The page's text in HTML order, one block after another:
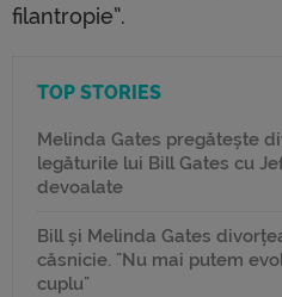
filantropie”.
TOP STORIES
Melinda Gates pregătește
legăturile lui Bill Gates cu
devoalate
Bill și Melinda Gates
căsnicie. "Nu mai putem
cuplu"